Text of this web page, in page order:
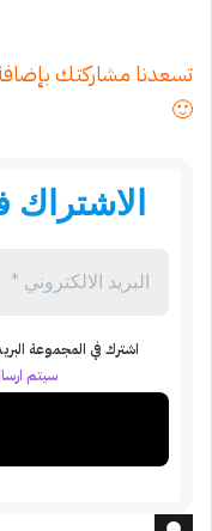
تسعدنا مشاركتك
🙂
الاشتراك
اشترك في المجموعة
سيتم